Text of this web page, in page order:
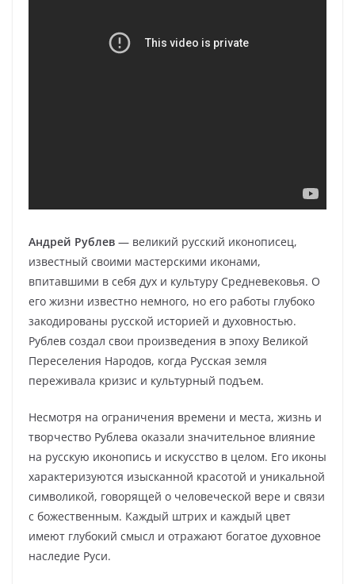
Андрей Рублев — великий русский иконописец,
известный своими мастерскими иконами,
впитавшими в себя дух и культуру Средневековья. О
его жизни известно немного, но его работы глубоко
закодированы русской историей и духовностью.
Рублев создал свои произведения в эпоху Великой
Переселения Народов, когда Русская земля
переживала кризис и культурный подъем.
Несмотря на ограничения времени и места, жизнь и
творчество Рублева оказали значительное влияние
на русскую иконопись и искусство в целом. Его иконы
характеризуются изысканной красотой и уникальной
символикой, говорящей о человеческой вере и связи
с божественным. Каждый штрих и каждый цвет
имеют глубокий смысл и отражают богатое духовное
наследие Руси.